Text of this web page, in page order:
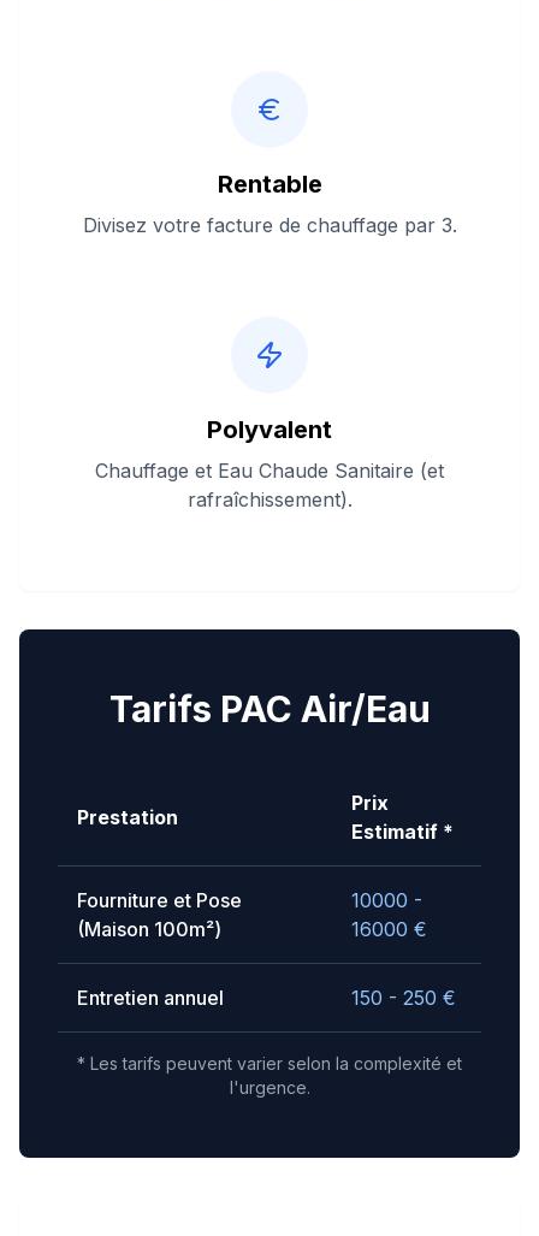
Rentable
Divisez votre facture de chauffage par 3.
Polyvalent
Chauffage et Eau Chaude Sanitaire (et
rafraîchissement).
Tarifs PAC Air/Eau
Prestation
Prix
Estimatif *
Fourniture et Pose
(Maison 100m²)
10000 -
16000 €
Entretien annuel 150 - 250 €
* Les tarifs peuvent varier selon la complexité et
l'urgence.